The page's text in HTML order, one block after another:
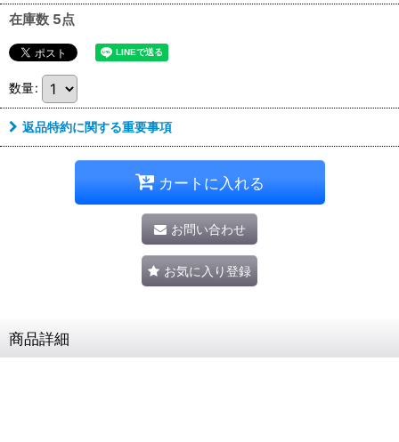
在庫数 5点
数量:
返品特約に関する重要事項
カートに入れる
お問い合わせ
お気に入り登録
商品詳細